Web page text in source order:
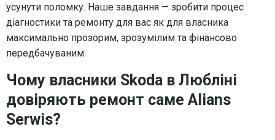
усунути поломку. Наше завдання — зробити процес
діагностики та ремонту для вас як для власника
максимально прозорим, зрозумілим та фінансово
передбачуваним.
Чому власники Skoda в Любліні
довіряють ремонт саме Alians
Serwis?